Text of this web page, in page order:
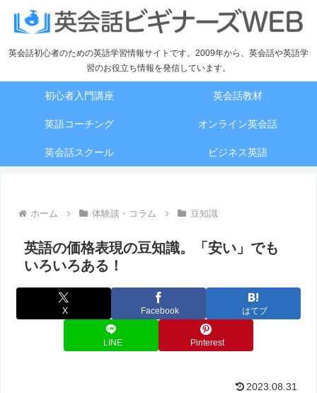
英会話初心者のための英語学習情報サイトです。2009年から、英会話や英語学
習のお役立ち情報を発信しています。
初心者入門講座 英会話教材
英語コーチング オンライン英会話
英会話スクール ビジネス英語
ホーム 体験談・コラム 豆知識
英語の価格表現の豆知識。「安い」でも
いろいろある！
X Facebook はてブ
LINE Pinterest
2023.08.31